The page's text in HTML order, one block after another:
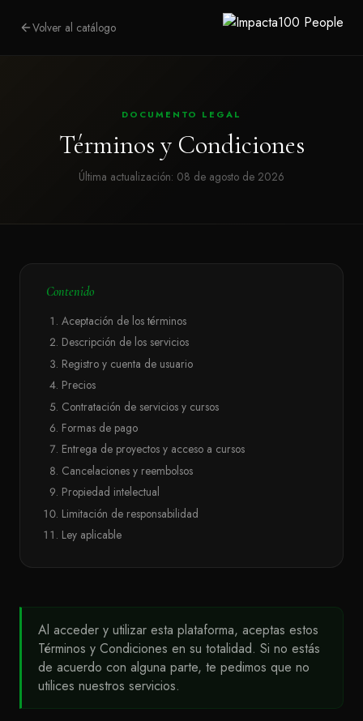
Volver al catálogo
DOCUMENTO LEGAL
Términos y Condiciones
Última actualización: 08 de agosto de 2026
Contenido
Aceptación de los términos
Descripción de los servicios
Registro y cuenta de usuario
Precios
Contratación de servicios y cursos
Formas de pago
Entrega de proyectos y acceso a cursos
Cancelaciones y reembolsos
Propiedad intelectual
Limitación de responsabilidad
Ley aplicable
Al acceder y utilizar esta plataforma, aceptas estos
Términos y Condiciones en su totalidad. Si no estás
de acuerdo con alguna parte, te pedimos que no
utilices nuestros servicios.